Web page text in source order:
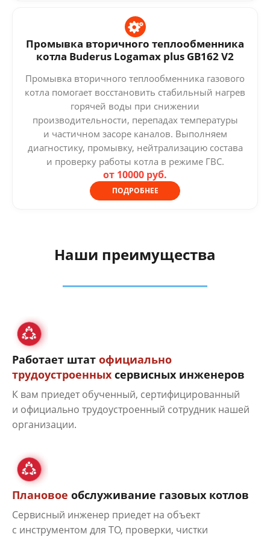
Промывка вторичного теплообменника
котла Buderus Logamax plus GB162 V2
Промывка вторичного теплообменника газового
котла помогает восстановить стабильный нагрев
горячей воды при снижении
производительности, перепадах температуры
и частичном засоре каналов. Выполняем
диагностику, промывку, нейтрализацию состава
и проверку работы котла в режиме ГВС.
от 10000 руб.
ПОДРОБНЕЕ
Наши преимущества
Работает штат официально
трудоустроенных сервисных инженеров
К вам приедет обученный, сертифицированный
и официально трудоустроенный сотрудник нашей
организации.
Плановое обслуживание газовых котлов
Сервисный инженер приедет на объект
с инструментом для ТО, проверки, чистки